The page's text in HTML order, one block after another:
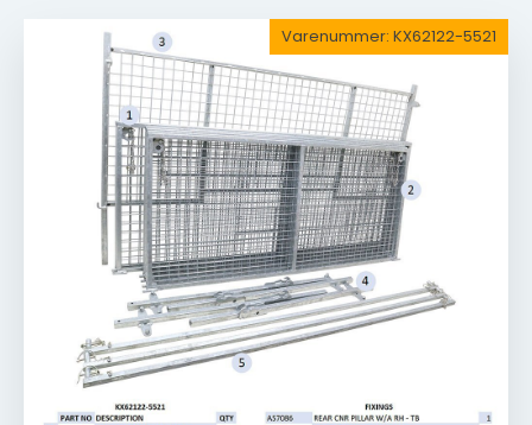
Varenummer: KX62122-5521